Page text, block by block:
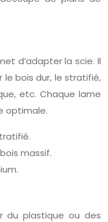
d’adapter la scie. Il
bois dur, le stratifié,
etc. Chaque lame
optimale.
massif.
du plastique ou des